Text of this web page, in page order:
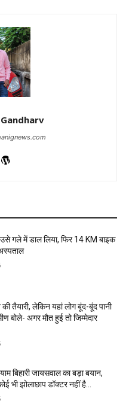
उसे गले में डाल लिया, फिर 14 KM बाइक
तैयारी, लेकिन यहां लोग बूंद-बूंद पानी
बोले- अगर मौत हुई तो जिम्मेदार
बिहारी जायसवाल का बड़ा बयान,
भी झोलाछाप डॉक्टर नहीं है…